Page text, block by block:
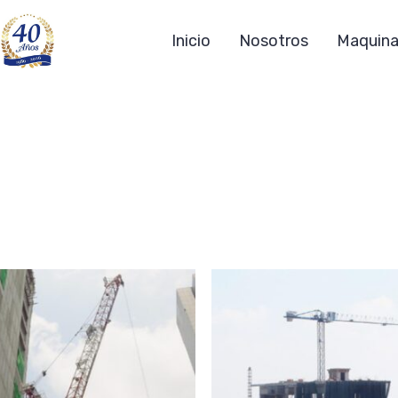
Inicio Nosotros